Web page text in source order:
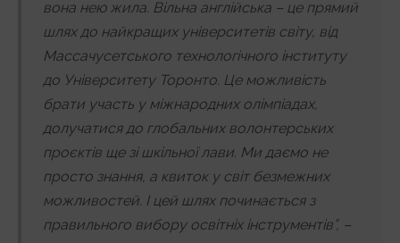
вона нею жила. Вільна англійська – це прямий
шлях до найкращих університетів світу, від
Массачусетського технологічного інституту
до Університету Торонто. Це можливість
брати участь у міжнародних олімпіадах,
долучатися до глобальних волонтерських
проєктів ще зі шкільної лави. Ми даємо не
просто знання, а квиток у світ безмежних
можливостей. І цей шлях починається з
правильного вибору освітніх інструментів”, –